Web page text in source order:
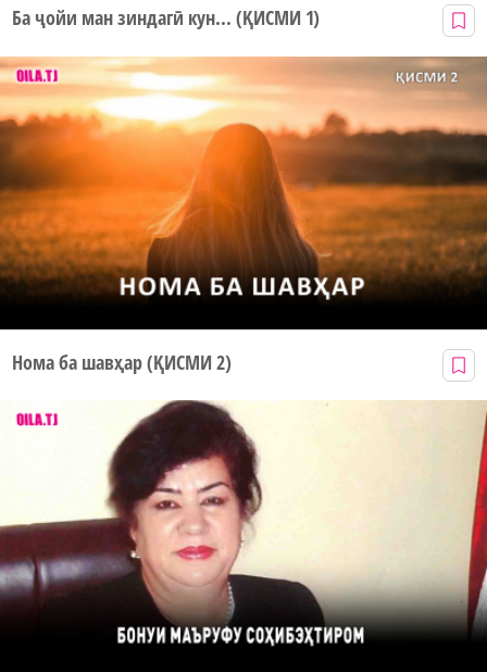
Ба ҷойи ман зиндагӣ кун... (ҚИСМИ 1)
Нома ба шавҳар (ҚИСМИ 2)